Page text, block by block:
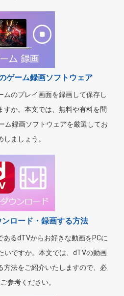
ゲーム録画ソフトウェア
ムのプレイ画面を録画して保存し
すか。本文では、無料や有料を問
ム録画ソフトウェアを厳選してお
しましょう。
ロード・録画する方法
あるdTVからお好きな動画をPCに
いですか。本文では、dTVの動画
方法をご紹介いたしますので、必
参考ください。